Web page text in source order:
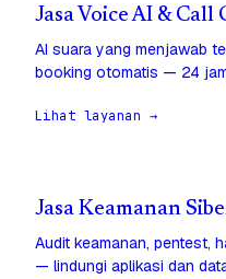
Jasa Voice AI &
AI suara yang menjawab
booking otomatis — 24
Lihat layanan →
Jasa Keamanan
Audit keamanan, pentest,
— lindungi aplikasi dan